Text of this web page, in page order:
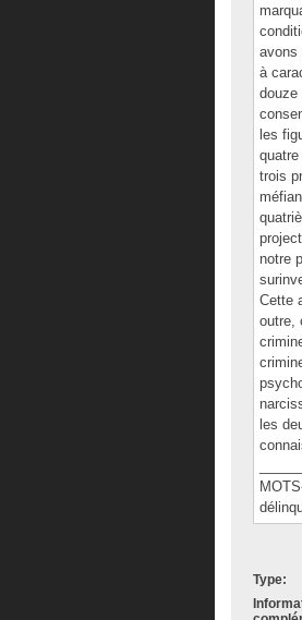
avons
à
douze
les
trois
notre
Cette
outre,
les
Type: